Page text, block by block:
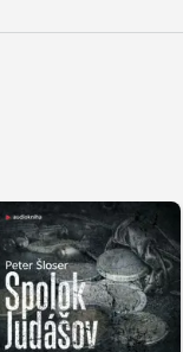
Přehrát
ukázku